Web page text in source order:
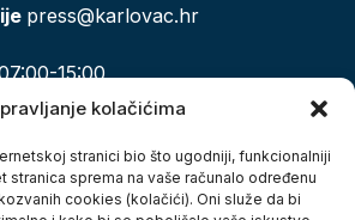
kolačićima
stranici bio što ugodniji, funkcionalniji
stranica sprema na vaše računalo određenu
cookies (kolačići). Oni služe da bi
press@karlovac.hr
15:00